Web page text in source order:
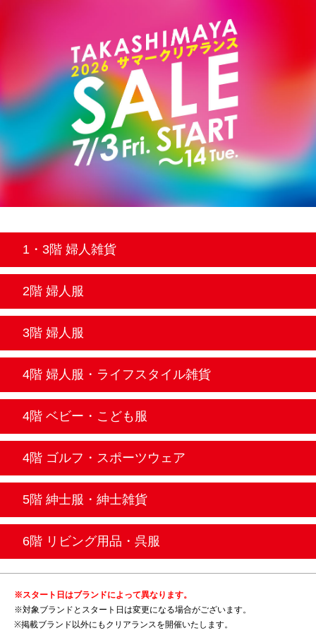
1・3階 婦人雑貨
2階 婦人服
3階 婦人服
4階 婦人服・ライフスタイル雑貨
4階 ベビー・こども服
4階 ゴルフ・スポーツウェア
5階 紳士服・紳士雑貨
6階 リビング用品・呉服
※スタート日はブランドによって異なります。
※対象ブランドとスタート日は変更になる場合がございます。
※掲載ブランド以外にもクリアランスを開催いたします。